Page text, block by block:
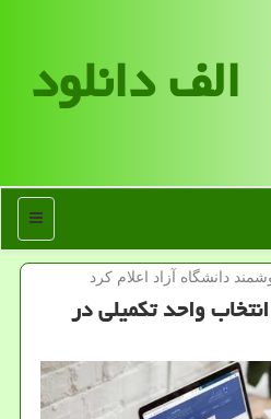
الف دانلود
منو
دانشگاه آزاد اعلام كرد
واحد تكمیلی در